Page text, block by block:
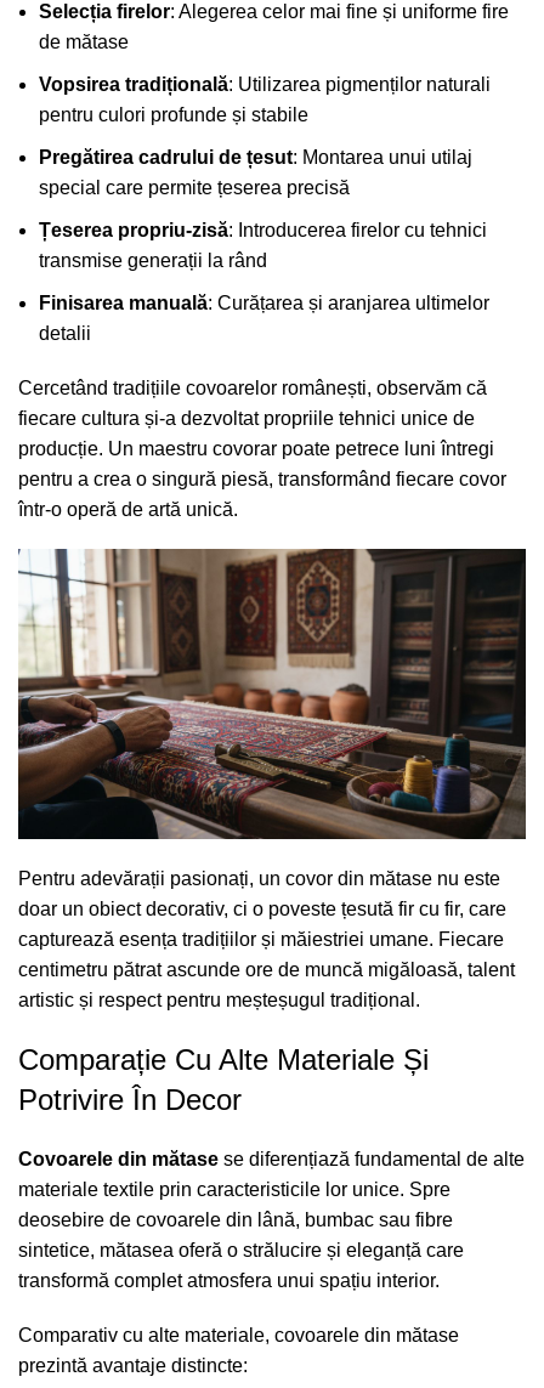
Selecția firelor: Alegerea celor mai fine și uniforme fire
de mătase
Vopsirea tradițională: Utilizarea pigmenților naturali
pentru culori profunde și stabile
Pregătirea cadrului de țesut: Montarea unui utilaj
special care permite țeserea precisă
Țeserea propriu-zisă: Introducerea firelor cu tehnici
transmise generații la rând
Finisarea manuală: Curățarea și aranjarea ultimelor
detalii
Cercetând tradițiile covoarelor românești, observăm că
fiecare cultura și-a dezvoltat propriile tehnici unice de
producție. Un maestru covorar poate petrece luni întregi
pentru a crea o singură piesă, transformând fiecare covor
într-o operă de artă unică.
Pentru adevărații pasionați, un covor din mătase nu este
doar un obiect decorativ, ci o poveste țesută fir cu fir, care
capturează esența tradițiilor și măiestriei umane. Fiecare
centimetru pătrat ascunde ore de muncă migăloasă, talent
artistic și respect pentru meșteșugul tradițional.
Comparație Cu Alte Materiale Și
Potrivire În Decor
Covoarele din mătase se diferențiază fundamental de alte
materiale textile prin caracteristicile lor unice. Spre
deosebire de covoarele din lână, bumbac sau fibre
sintetice, mătasea oferă o strălucire și eleganță care
transformă complet atmosfera unui spațiu interior.
Comparativ cu alte materiale, covoarele din mătase
prezintă avantaje distincte: